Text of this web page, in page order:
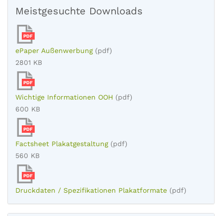
Meistgesuchte Downloads
PDF
ePaper Außenwerbung (pdf)
2801 KB
PDF
Wichtige Informationen OOH (pdf)
600 KB
PDF
Factsheet Plakatgestaltung (pdf)
560 KB
PDF
Druckdaten / Spezifikationen Plakatformate (pdf)